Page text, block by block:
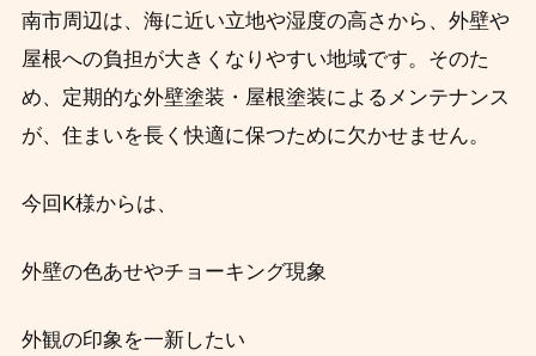
南市周辺は、海に近い立地や湿度の高さから、外壁や
屋根への負担が大きくなりやすい地域です。そのた
め、定期的な外壁塗装・屋根塗装によるメンテナンス
が、住まいを長く快適に保つために欠かせません。
今回K様からは、
外壁の色あせやチョーキング現象
外観の印象を一新したい